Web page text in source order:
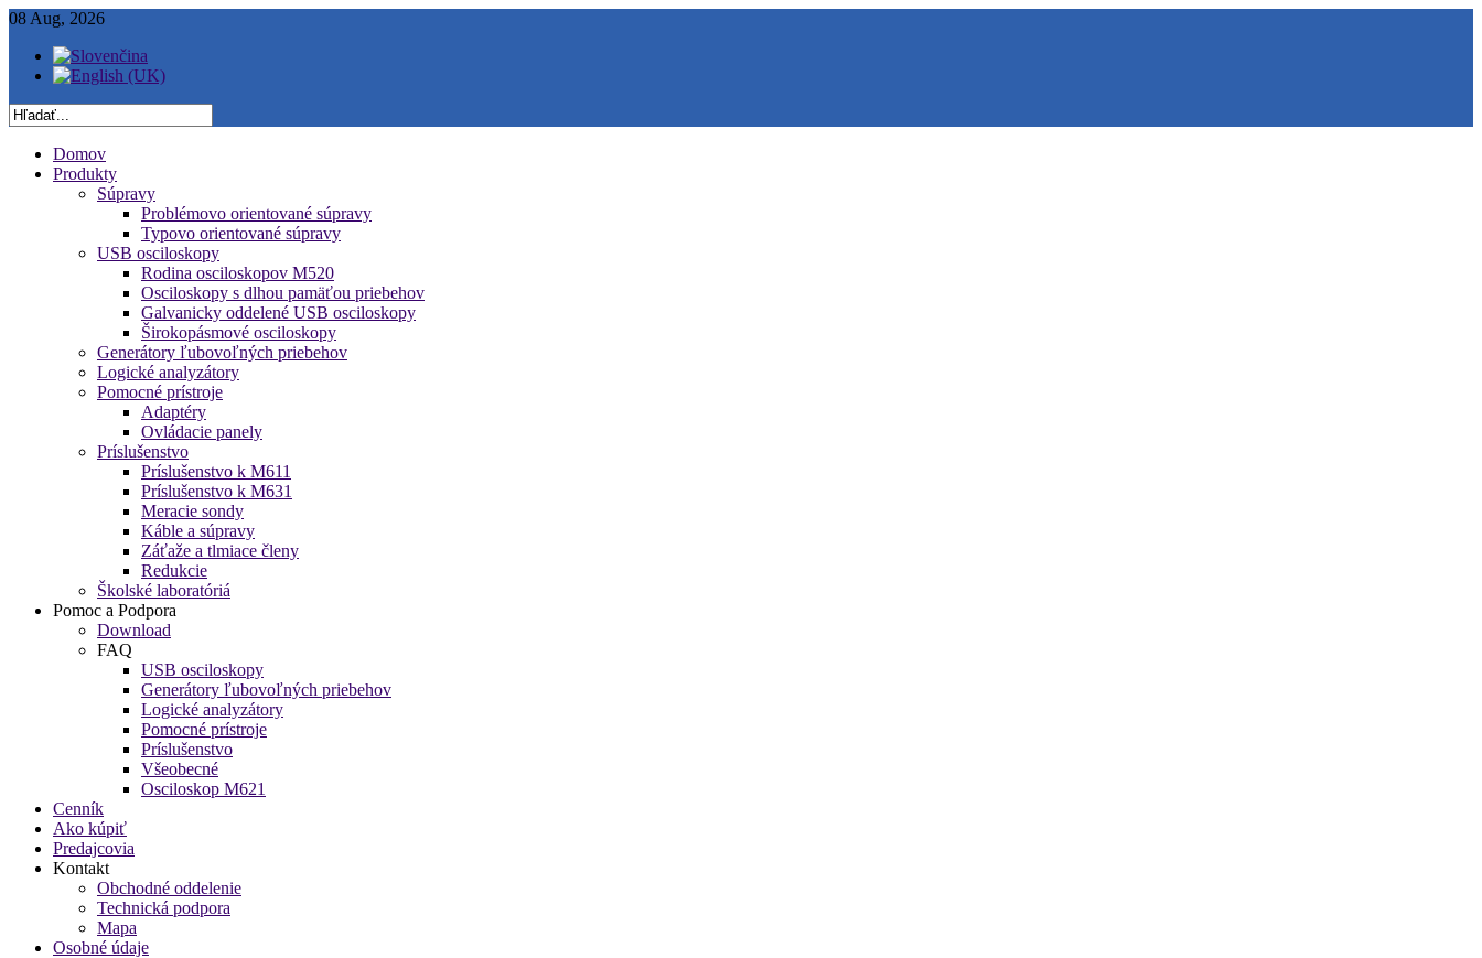
08 Aug, 2026
Domov
Produkty
Súpravy
Problémovo orientované súpravy
Typovo orientované súpravy
USB osciloskopy
Rodina osciloskopov M520
Osciloskopy s dlhou pamäťou priebehov
Galvanicky oddelené USB osciloskopy
Širokopásmové osciloskopy
Generátory ľubovoľných priebehov
Logické analyzátory
Pomocné prístroje
Adaptéry
Ovládacie panely
Príslušenstvo
Príslušenstvo k M611
Príslušenstvo k M631
Meracie sondy
Káble a súpravy
Záťaže a tlmiace členy
Redukcie
Školské laboratóriá
Pomoc a Podpora
Download
FAQ
USB osciloskopy
Generátory ľubovoľných priebehov
Logické analyzátory
Pomocné prístroje
Príslušenstvo
Všeobecné
Osciloskop M621
Cenník
Ako kúpiť
Predajcovia
Kontakt
Obchodné oddelenie
Technická podpora
Mapa
Osobné údaje